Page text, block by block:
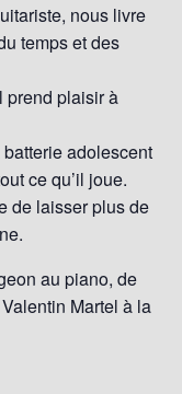
nous livre
temps et des
prend plaisir à
adolescent
ce qu’il joue.
de laisser plus de
au piano, de
Martel à la